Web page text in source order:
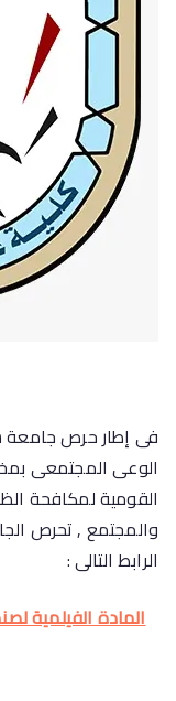
فى إطار حرص جامعة
الوعى المجتمعى
القومية لمكافحة
والمجتمع , تحرص
الرابط التالى :
المادة الفيلمية